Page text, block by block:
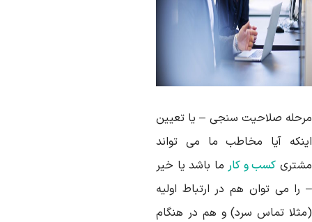
صلاحیت سنجی – یا تعیین
آیا مخاطب ما می تواند
کسب و کارما باشد یا خیر
را می توان هم در ارتباط اولیه
تماس سرد) و هم در هنگام